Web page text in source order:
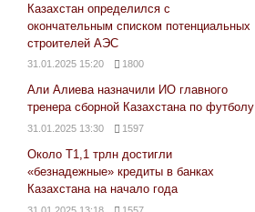
Казахстан определился с
окончательным списком потенциальных
строителей АЭС
31.01.2025 15:20 1800
Али Алиева назначили ИО главного
тренера сборной Казахстана по футболу
31.01.2025 13:30 1597
Около Т1,1 трлн достигли
«безнадежные» кредиты в банках
Казахстана на начало года
31.01.2025 13:18 1557